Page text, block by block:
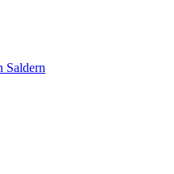
Saldern